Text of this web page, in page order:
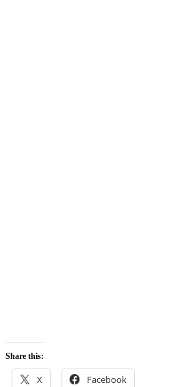
Share this:
X Facebook